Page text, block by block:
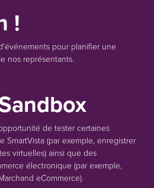
!
pour planifier une
nos représentants.
de tester certaines
SmartVista (par exemple, enregistrer
virtuelles) ainsi que des
électronique (par exemple,
eCommerce).